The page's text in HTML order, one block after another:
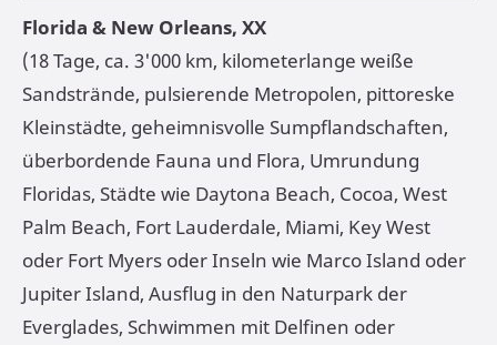
Florida & New Orleans, XX
(18 Tage, ca. 3'000 km, kilometerlange weiße
Sandstrände, pulsierende Metropolen, pittoreske
Kleinstädte, geheimnisvolle Sumpflandschaften,
überbordende Fauna und Flora, Umrundung
Floridas, Städte wie Daytona Beach, Cocoa, West
Palm Beach, Fort Lauderdale, Miami, Key West
oder Fort Myers oder Inseln wie Marco Island oder
Jupiter Island, Ausflug in den Naturpark der
Everglades, Schwimmen mit Delfinen oder